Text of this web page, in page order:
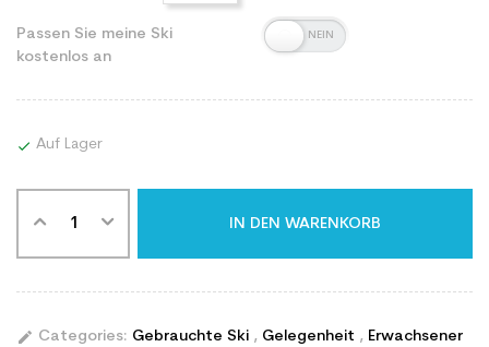
Passen Sie meine Ski
kostenlos an
 Auf Lager
IN DEN WARENKORB
edit Categories: Gebrauchte Ski , Gelegenheit , Erwachsener